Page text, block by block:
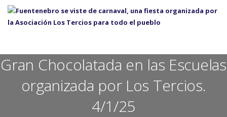
Gran Chocolatada en las Escuelas
organizada por Los Tercios.
4/1/25